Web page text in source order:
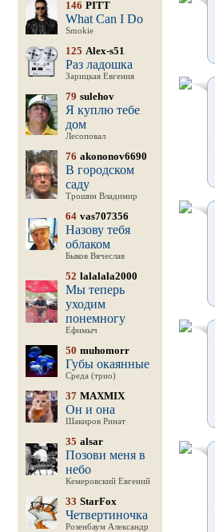
146 PITT
What Can I Do
Smokie
125 Alex-s51
Раз ладошка
Зарицкая Евгения
79 sulehov
Я куплю тебе
дом
Лесоповал
76 akononov6690
В городском
саду
Трошин Владимир
64 vas707356
Назову тебя
облаком
Быков Вячеслав
52 lalalala2000
Мы теперь
уходим
понемногу
Ефимыч
50 muhomorr
Губы окаянные
Среда (трио)
37 MAXMIX
Он и она
Шакиров Ринат
35 alsar
Позови меня в
небо
Кемеровский Евгений
33 StarFox
Четвертиночка
Розенбаум Александр